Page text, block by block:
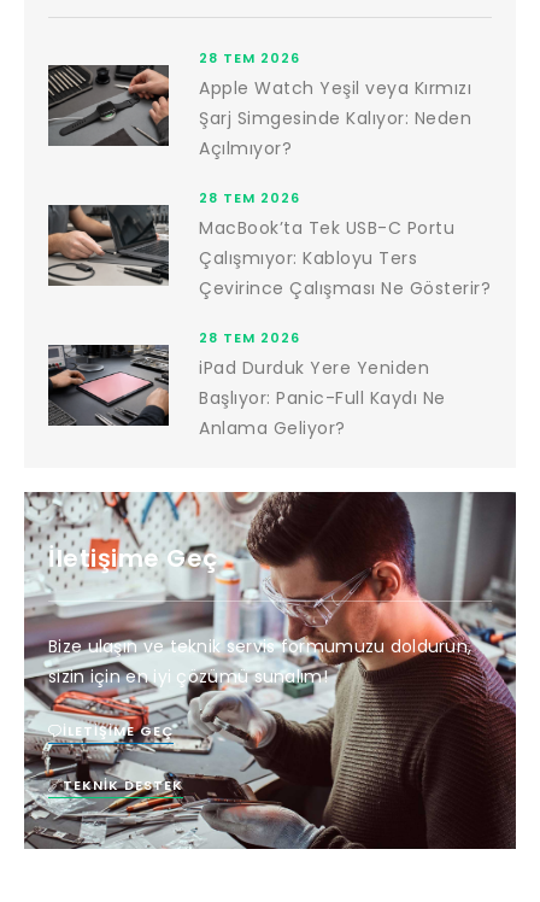
28 TEM 2026
Apple Watch Yeşil veya Kırmızı
Şarj Simgesinde Kalıyor: Neden
Açılmıyor?
28 TEM 2026
MacBook’ta Tek USB-C Portu
Çalışmıyor: Kabloyu Ters
Çevirince Çalışması Ne Gösterir?
28 TEM 2026
iPad Durduk Yere Yeniden
Başlıyor: Panic-Full Kaydı Ne
Anlama Geliyor?
İletişime Geç
Bize ulaşın ve teknik servis formumuzu doldurun,
sizin için en iyi çözümü sunalım!
İLETIŞIME GEÇ
TEKNIK DESTEK